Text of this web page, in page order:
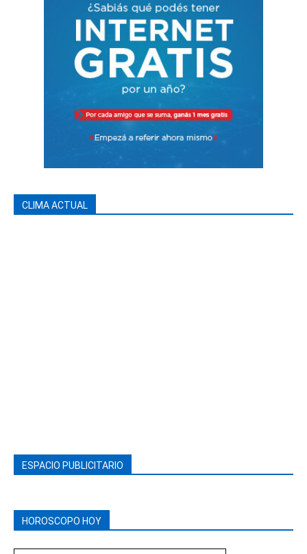
CLIMA ACTUAL
ESPACIO PUBLICITARIO
HOROSCOPO HOY